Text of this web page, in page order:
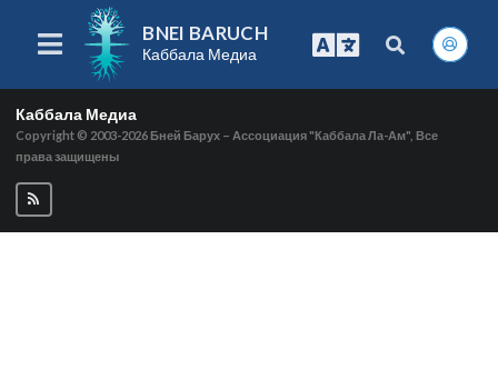
BNEI BARUCH
Каббала Медиа
Каббала Медиа
Copyright © 2003-2026 Бней Барух – Ассоциация "Каббала Ла-Ам", Все
права защищены